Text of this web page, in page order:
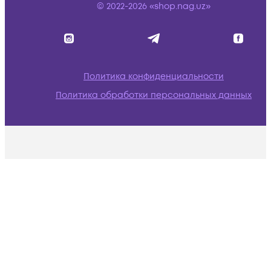
© 2022-2026 «shop.nag.uz»
Политика конфиденциальности
Политика обработки персональных данных